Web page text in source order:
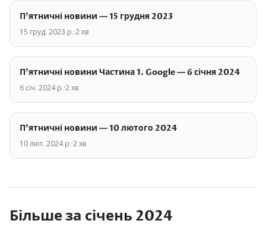
П'ятничні новини — 15 грудня 2023
15 груд. 2023 р.·2хв
П'ятничні новини Частина 1. Google — 6 січня 2024
6 січ. 2024 р.·2хв
П'ятничні новини — 10 лютого 2024
10 лют. 2024 р.·2хв
Більше за січень 2024